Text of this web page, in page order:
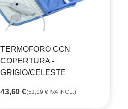
TERMOFORO CON
COPERTURA -
GRIGIO/CELESTE
43,60 €(53,19 € IVA INCL.)